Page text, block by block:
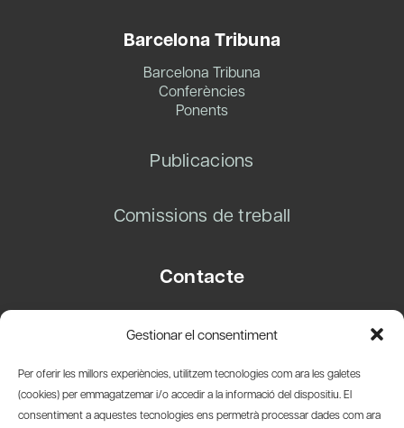
Gestionar el consentiment
Per oferir les millors experiències, utilitzem tecnologies com ara les galetes
(cookies) per emmagatzemar i/o accedir a la informació del dispositiu. El
consentiment a aquestes tecnologies ens permetrà processar dades com ara
Barcelona Tribuna
Barcelona Tribuna
Conferències
Ponents
Publicacions
Comissions de treball
Contacte
08003 Barcelona
info@amicsdelpais.com